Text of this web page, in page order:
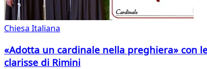
Chiesa Italiana
«Adotta un cardinale nella preghiera» con
clarisse di Rimini